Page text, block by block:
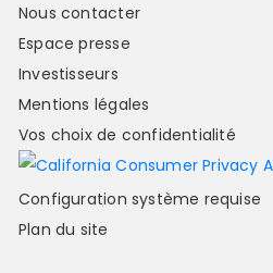
Nous contacter
Espace presse
Investisseurs
Mentions légales
Vos choix de confidentialité
Configuration système requise
Plan du site